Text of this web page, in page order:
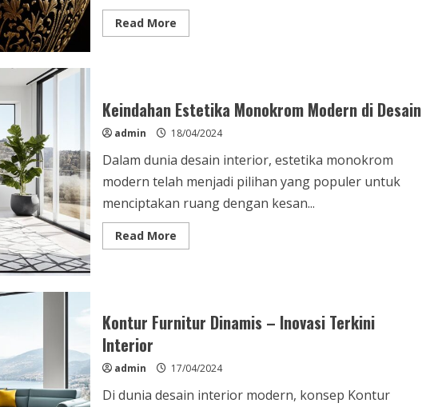
Read MoreRead
more
–
Unik
Berkualitas
Keindahan Estetika Monokrom Modern di Desain
admin 18/04/2024
Dalam dunia desain interior, estetika monokrom
modern telah menjadi pilihan yang populer untuk
menciptakan ruang dengan kesan...
Read MoreRead
more
di
Desain
Kontur Furnitur Dinamis – Inovasi Terkini
Interior
admin 17/04/2024
Di dunia desain interior modern, konsep Kontur